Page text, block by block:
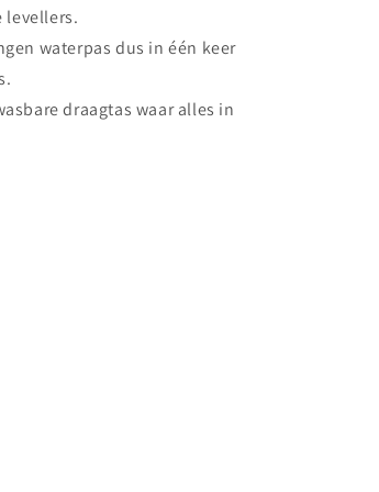
levellers.
waterpas dus in één keer
draagtas waar alles in